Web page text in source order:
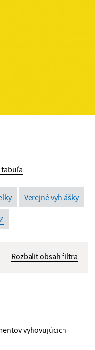
tabuľa
Verejné vyhlášky
Rozbaliť obsah filtra
vyhovujúcich